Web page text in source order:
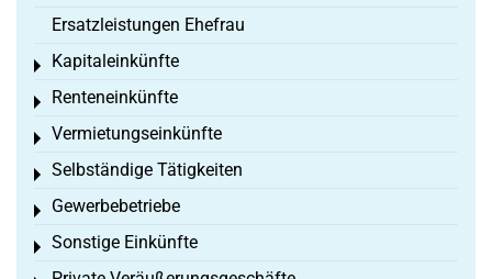
Ersatzleistungen Ehefrau
Kapitaleinkünfte
Toggle menu
Renteneinkünfte
Toggle menu
Vermietungseinkünfte
Toggle menu
Selbständige Tätigkeiten
Toggle menu
Gewerbebetriebe
Toggle menu
Sonstige Einkünfte
Toggle menu